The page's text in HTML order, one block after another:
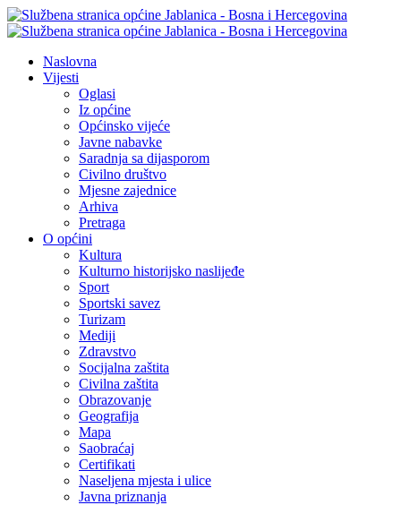
Naslovna
Vijesti
Oglasi
Iz općine
Općinsko vijeće
Javne nabavke
Saradnja sa dijasporom
Civilno društvo
Mjesne zajednice
Arhiva
Pretraga
O općini
Kultura
Kulturno historijsko naslijeđe
Sport
Sportski savez
Turizam
Mediji
Zdravstvo
Socijalna zaštita
Civilna zaštita
Obrazovanje
Geografija
Mapa
Saobraćaj
Certifikati
Naseljena mjesta i ulice
Javna priznanja